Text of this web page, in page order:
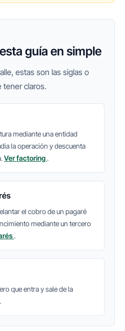
guía en simple
estas son las siglas o
tener claros.
mediante una entidad
la operación y descuenta
Ver factoring .
el cobro de un pagaré
mediante un tercero
.
que entra y sale de la